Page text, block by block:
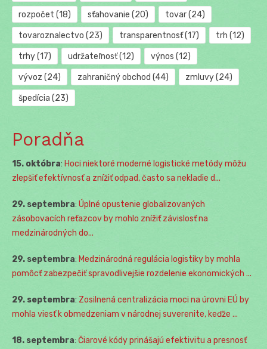
rozpočet (18) sťahovanie (20) tovar(24)
tovaroznalectvo (23) transparentnosť(17) trh (12)
trhy(17) udržateľnosť(12) výnos (12)
vývoz (24) zahraničný obchod (44) zmluvy(24)
špedícia (23)
Poradňa
15. októbra: Hoci niektoré moderné logistické metódy môžu
zlepšiť efektívnosť a znížiť odpad, často sa nekladie d...
29. septembra: Úplné opustenie globalizovaných
zásobovacích reťazcov by mohlo znížiť závislosť na
medzinárodných do...
29. septembra: Medzinárodná regulácia logistiky by mohla
pomôcť zabezpečiť spravodlivejšie rozdelenie ekonomických ...
29. septembra: Zosilnená centralizácia moci na úrovni EÚ by
mohla viesť k obmedzeniam v národnej suverenite, keďže ...
18. septembra: Čiarové kódy prinášajú efektivitu a presnosť